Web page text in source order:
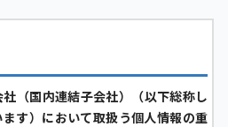
（国内連結子会社）（以下総称し
す）において取扱う個人情報の重